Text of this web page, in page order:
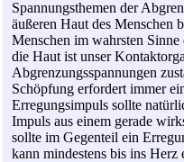
Spannungsthemen der
äußeren Haut des Menschen
Menschen im wahrsten
die Haut ist unser
Abgrenzungsspannungen
Schöpfung erfordert immer
Erregungsimpuls sollte
Impuls aus einem gerade
sollte im Gegenteil ein
kann mindestens bis ins Herz